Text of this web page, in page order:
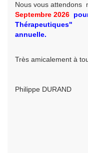
Nous vous attendons
Septembre 2026
Thérapeutiques"
annuelle.
Très amicalement à
Philippe DURAND